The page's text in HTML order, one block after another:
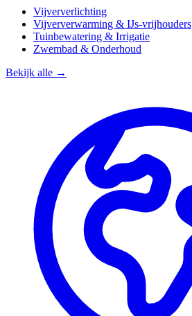
Vijververlichting
Vijververwarming & IJs-vrijhouders
Tuinbewatering & Irrigatie
Zwembad & Onderhoud
Bekijk alle →